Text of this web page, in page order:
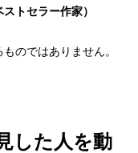
トセラー作家）
のではありません。
した人を動